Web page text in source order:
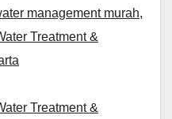
management murah,
Treatment &
Treatment &